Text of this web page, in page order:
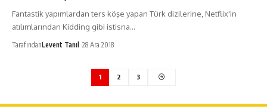
Fantastik yapımlardan ters köşe yapan Türk dizilerine, Netflix'in
atılımlarından Kidding gibi istisna…
TarafındanLevent Tanıl 28 Ara 2018
1 2 3